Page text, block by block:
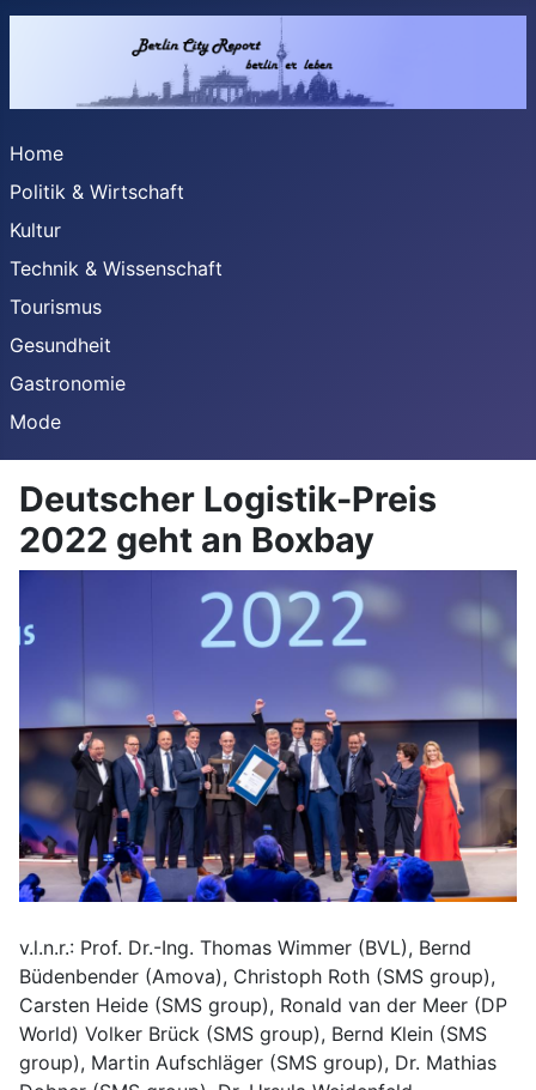
Home
Politik & Wirtschaft
Kultur
Technik & Wissenschaft
Tourismus
Gesundheit
Gastronomie
Mode
Deutscher Logistik-Preis
2022 geht an Boxbay
v.l.n.r.: Prof. Dr.-Ing. Thomas Wimmer (BVL), Bernd
Büdenbender (Amova), Christoph Roth (SMS group),
Carsten Heide (SMS group), Ronald van der Meer (DP
World) Volker Brück (SMS group), Bernd Klein (SMS
group), Martin Aufschläger (SMS group), Dr. Mathias